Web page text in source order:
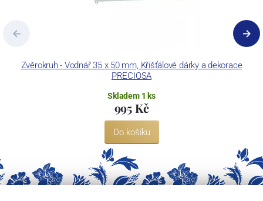
Zvěrokruh - Vodnář 35 x 50 mm, Křišťálové dárky a dekorace
PRECIOSA
Skladem 1 ks
995 Kč
Do košíku